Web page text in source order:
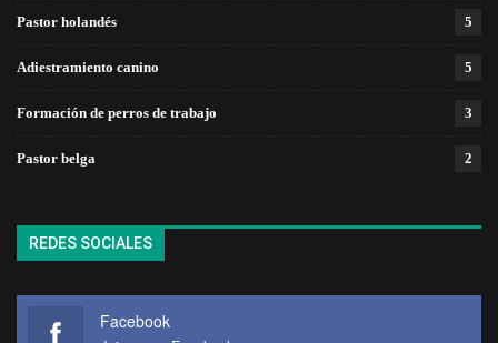
Pastor holandés 5
Adiestramiento canino 5
Formación de perros de trabajo 3
Pastor belga 2
REDES SOCIALES
Facebook